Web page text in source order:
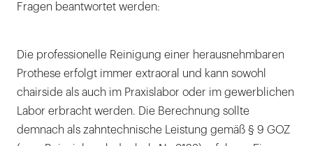
Fragen beantwortet werden:
Die professionelle Reinigung einer herausnehmbaren
Prothese erfolgt immer extraoral und kann sowohl
chairside als auch im Praxislabor oder im gewerblichen
Labor erbracht werden. Die Berechnung sollte
demnach als zahntechnische Leistung gemäß § 9 GOZ